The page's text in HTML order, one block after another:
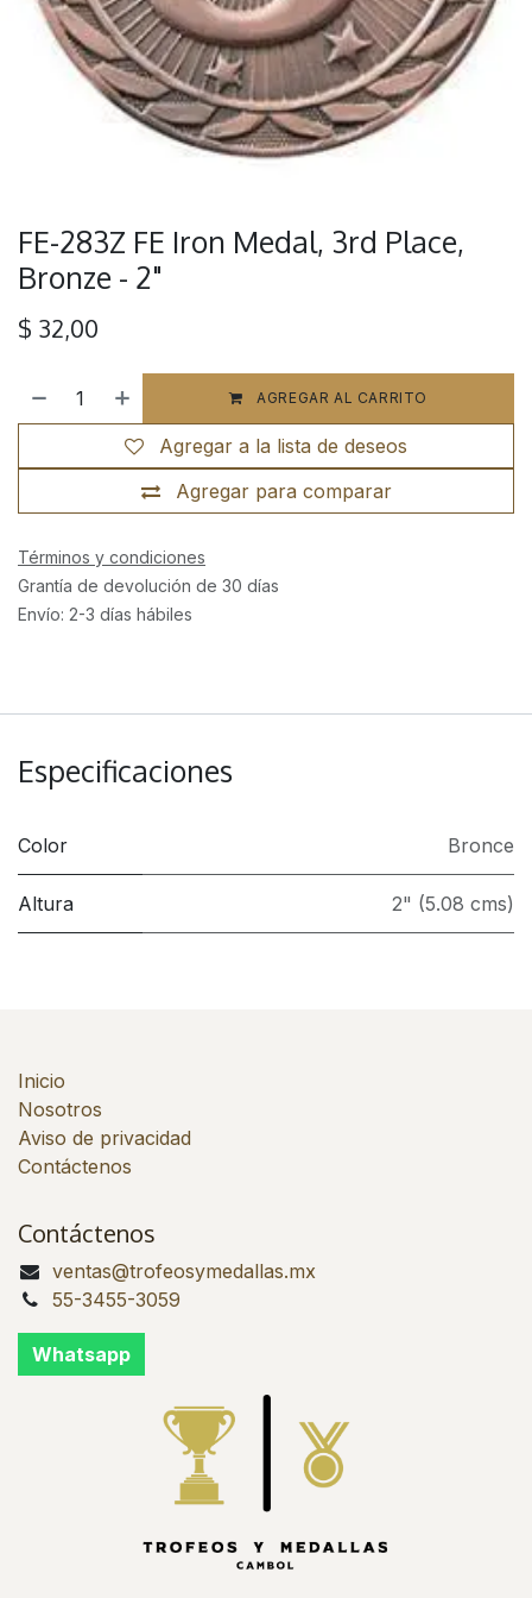
FE-283Z FE Iron Medal, 3rd Place,
Bronze - 2"
$ 32,00
AGREGAR AL CARRITO
Agregar para comparar
Agregar a la lista de deseos
Términos y condiciones
Grantía de devolución de 30 días
Envío: 2-3 días hábiles
Especificaciones
Color Bronce
Altura 2" (5.08 cms)
Inicio
Nosotros
Aviso de privacidad
Contáctenos
Contáctenos
ventas@trofeosymedallas.mx
55-3455-3059
Whatsapp